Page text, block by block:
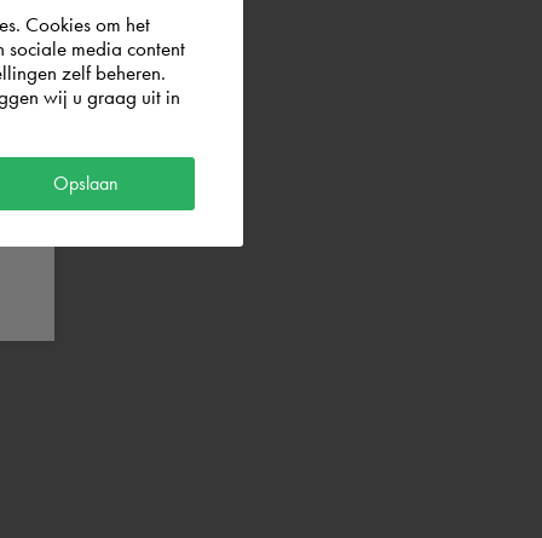
Cookies om het
sociale media content
zelf beheren.
wij u graag uit in
Opslaan